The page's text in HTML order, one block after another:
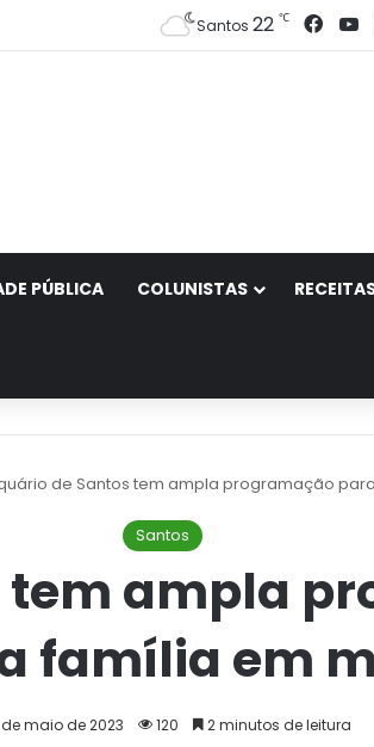
Santos 22 ℃
PÚBLICA COLUNISTAS
de Santos tem ampla programação
Santos
tem ampla
família em
maio de 2023 120 2 minutos de leitura